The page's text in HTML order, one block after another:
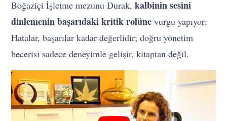
Boğaziçi İşletme mezunu Durak,kalbinin sesini
dinlemenin başarıdaki kritik rolüne vurgu yapıyor:
Hatalar, başarılar kadar değerlidir; doğru yönetim
becerisi sadece deneyimle gelişir, kitaptan değil.